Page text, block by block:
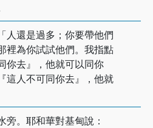
人還是過多；你要帶他們
裡為你試試他們。我指點
你去』，他就可以同你
這人不可同你去』，他就
旁。耶和華對基甸說：